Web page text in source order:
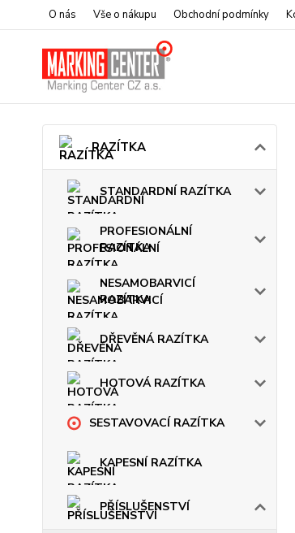
O nás Vše o nákupu Obchodní podmínky
RAZÍTKA
STANDARDNÍ RAZÍTKA
PROFESIONÁLNÍ
RAZÍTKA
NESAMOBARVICÍ
RAZÍTKA
DŘEVĚNÁ RAZÍTKA
HOTOVÁ RAZÍTKA
SESTAVOVACÍ RAZÍTKA
KAPESNÍ RAZÍTKA
PŘÍSLUŠENSTVÍ